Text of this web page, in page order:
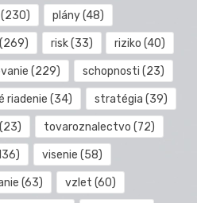
(230) plány(48)
(269) risk(33) riziko (40)
(229) schopnosti (23)
riadenie (34) stratégia (39)
tovaroznalectvo (72)
visenie (58)
(63) vzlet (60)